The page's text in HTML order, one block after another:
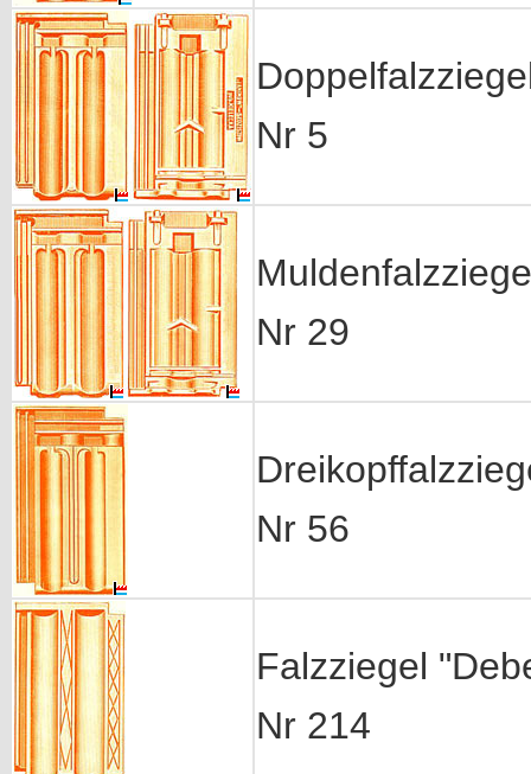
Nr 5
Nr 29
Nr 56
Falzziegel
Nr 214